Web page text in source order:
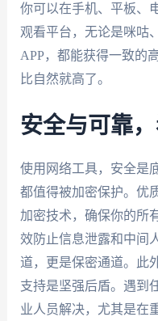
你可以在手机、平板、
观看平台，无论是咪咕
APP，都能获得一致的
比自然就高了。
安全与可靠
使用网络工具，安全是
都值得被加密保护。优
加密技术，确保你的所
效防止信息泄露和中间
道，更是保密通道。此
支持是坚强后盾。遇到
业人员解决，尤其是在